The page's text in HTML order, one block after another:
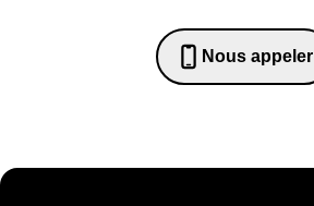
Nous appeler
0652698481